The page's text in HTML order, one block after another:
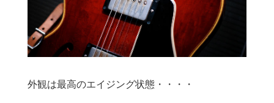
外観は最高のエイジング状態・・・・